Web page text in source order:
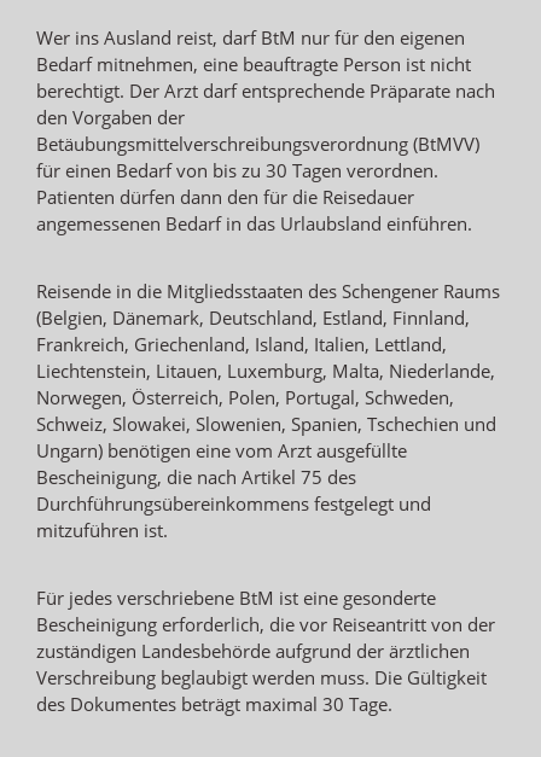
Wer ins Ausland reist, darf BtM nur für den eigenen
Bedarf mitnehmen, eine beauftragte Person ist nicht
berechtigt. Der Arzt darf entsprechende Präparate nach
den Vorgaben der
Betäubungsmittelverschreibungsverordnung (BtMVV)
für einen Bedarf von bis zu 30 Tagen verordnen.
Patienten dürfen dann den für die Reisedauer
angemessenen Bedarf in das Urlaubsland einführen.
Reisende in die Mitgliedsstaaten des Schengener Raums
(Belgien, Dänemark, Deutschland, Estland, Finnland,
Frankreich, Griechenland, Island, Italien, Lettland,
Liechtenstein, Litauen, Luxemburg, Malta, Niederlande,
Norwegen, Österreich, Polen, Portugal, Schweden,
Schweiz, Slowakei, Slowenien, Spanien, Tschechien und
Ungarn) benötigen eine vom Arzt ausgefüllte
Bescheinigung, die nach Artikel 75 des
Durchführungsübereinkommens festgelegt und
mitzuführen ist.
Für jedes verschriebene BtM ist eine gesonderte
Bescheinigung erforderlich, die vor Reiseantritt von der
zuständigen Landesbehörde aufgrund der ärztlichen
Verschreibung beglaubigt werden muss. Die Gültigkeit
des Dokumentes beträgt maximal 30 Tage.